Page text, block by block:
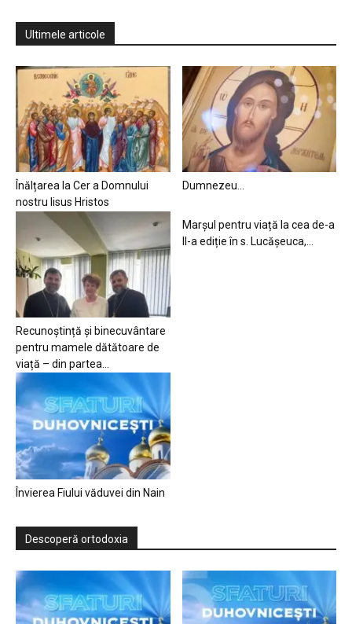
Ultimele articole
Înălțarea la Cer a Domnului
nostru Iisus Hristos
Dumnezeu…
Recunoștință și binecuvântare
pentru mamele dătătoare de
viață – din partea...
Marșul pentru viață la cea de-a
II-a ediție în s. Lucășeuca,...
Învierea Fiului văduvei din Nain
Descoperă ortodoxia